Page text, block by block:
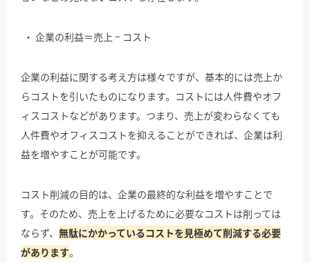
企業の利益＝売上 − コスト
企業の利益に関する考え方は様々ですが、基本的には売上か
らコストを引いたものになります。コストには人件費やオフ
ィスコストなどがあります。つまり、売上が変わらなくても
人件費やオフィスコストを抑えることができれば、企業は利
益を増やすことが可能です。
コスト削減の目的は、企業の最終的な利益を増やすことで
す。そのため、売上を上げるために必要なコストは削っては
ならず、 無駄にかかっているコストを見極めて削減する必要
があります。